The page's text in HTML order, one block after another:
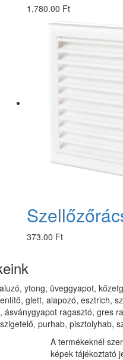
1,780.00 Ft
373.00 Ft
ytong, üveggyapot,
glett, alapozó, esztrich,
ragasztó, gres
purhab, pisztolyhab,
A termékeknél
képek tájékoztató